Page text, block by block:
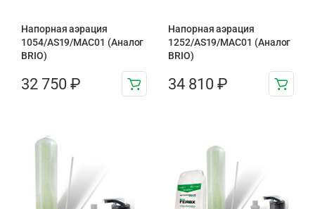
Напорная аэрация
1054/AS19/MAC01 (Аналог
BRIO)
32 750 ₽
Напорная аэрация
1252/AS19/MAC01 (Аналог
BRIO)
34 810 ₽